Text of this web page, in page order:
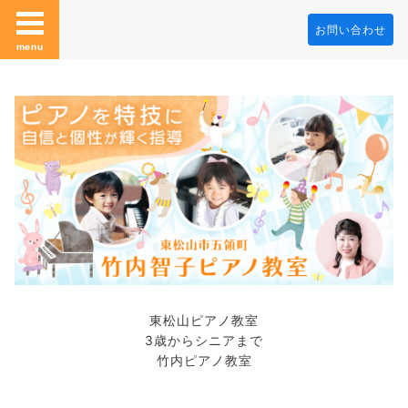
menu
お問い合わせ
東松山ピアノ教室
3歳からシニアまで
竹内ピアノ教室